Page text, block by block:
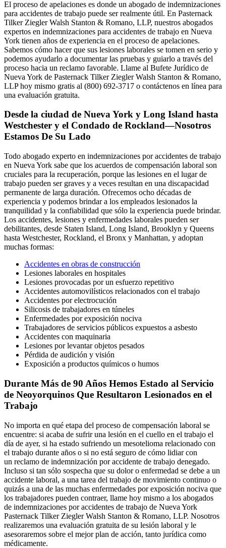
El proceso de apelaciones es donde un abogado de indemnizaciones
para accidentes de trabajo puede ser realmente útil. En Pasternack
Tilker Ziegler Walsh Stanton & Romano, LLP, nuestros abogados
expertos en indemnizaciones para accidentes de trabajo en Nueva
York tienen años de experiencia en el proceso de apelaciones.
Sabemos cómo hacer que sus lesiones laborales se tomen en serio y
podemos ayudarlo a documentar las pruebas y guiarlo a través del
proceso hacia un reclamo favorable. Llame al Bufete Jurídico de
Nueva York de Pasternack Tilker Ziegler Walsh Stanton & Romano,
LLP hoy mismo gratis al (800) 692-3717 o contáctenos en línea para
una evaluación gratuita.
Desde la ciudad de Nueva York y Long Island hasta
Westchester y el Condado de Rockland—Nosotros
Estamos De Su Lado
Todo abogado experto en indemnizaciones por accidentes de trabajo
en Nueva York sabe que los acuerdos de compensación laboral son
cruciales para la recuperación, porque las lesiones en el lugar de
trabajo pueden ser graves y a veces resultan en una discapacidad
permanente de larga duración. Ofrecemos ocho décadas de
experiencia y podemos brindar a los empleados lesionados la
tranquilidad y la confiabilidad que sólo la experiencia puede brindar.
Los accidentes, lesiones y enfermedades laborales pueden ser
debilitantes, desde Staten Island, Long Island, Brooklyn y Queens
hasta Westchester, Rockland, el Bronx y Manhattan, y adoptan
muchas formas:
Accidentes en obras de construcción
Lesiones laborales en hospitales
Lesiones provocadas por un esfuerzo repetitivo
Accidentes automovilísticos relacionados con el trabajo
Accidentes por electrocución
Silicosis de trabajadores en túneles
Enfermedades por exposición nociva
Trabajadores de servicios públicos expuestos a asbesto
Accidentes con maquinaria
Lesiones por levantar objetos pesados
Pérdida de audición y visión
Exposición a productos químicos o humos
Durante Más de 90 Años Hemos Estado al Servicio
de Neoyorquinos Que Resultaron Lesionados en el
Trabajo
No importa en qué etapa del proceso de compensación laboral se
encuentre: si acaba de sufrir una lesión en el cuello en el trabajo el
día de ayer, si ha estado sufriendo un mesotelioma relacionado con
el trabajo durante años o si no está seguro de cómo lidiar con
un reclamo de indemnización por accidente de trabajo denegado.
Incluso si tan sólo sospecha que su dolor o enfermedad se debe a un
accidente laboral, a una tarea del trabajo de movimiento continuo o
quizás a una de las muchas enfermedades por exposición nociva que
los trabajadores pueden contraer, llame hoy mismo a los abogados
de indemnizaciones por accidentes de trabajo de Nueva York
Pasternack Tilker Ziegler Walsh Stanton & Romano, LLP. Nosotros
realizaremos una evaluación gratuita de su lesión laboral y le
asesoraremos sobre el mejor plan de acción, tanto jurídica como
médicamente.